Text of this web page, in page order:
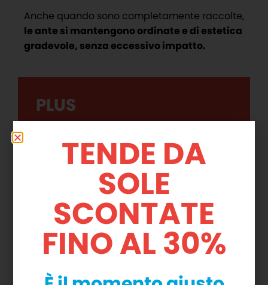
Anche quando sono completamente raccolte,
le ante si mantengono ordinate e di estetica
gradevole, senza eccessivo impatto.
PLUS
Su misura e personalizzate
Installazione perfetta dei professionisti
Vista panoramica completa
Possibilità di aprire le ante a piacere
Ampliano l’ambiente senza opere
TENDE DA
SOLE
SCONTATE
FINO AL 30%